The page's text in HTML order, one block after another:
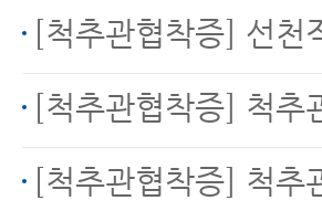
허리디스크, 척추
증 MRI만 보고 진
안 되는 이유
[척추관협착증] 선천적 척추
[척추관협착증] 척추관협착증 13년
[척추관협착증] 척추